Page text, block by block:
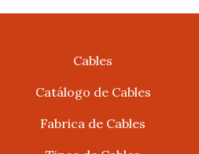
Cables
Catálogo de Cables
Fabrica de Cables